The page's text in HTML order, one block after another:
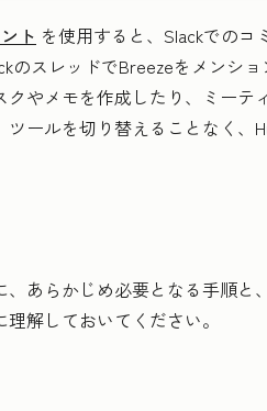
ト を使用すると、Slackでの
のスレッドでBreezeをメンシ
やメモを作成したり、ミーテ
ツールを切り替えることなく、
、あらかじめ必要となる手順
解しておいてください。